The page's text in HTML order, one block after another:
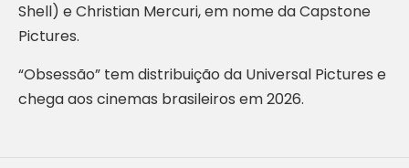
Shell) e Christian Mercuri, em nome da Capstone
Pictures.
“Obsessão” tem distribuição da Universal Pictures e
chega aos cinemas brasileiros em 2026.